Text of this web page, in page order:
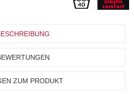
ZUM PRODUKT